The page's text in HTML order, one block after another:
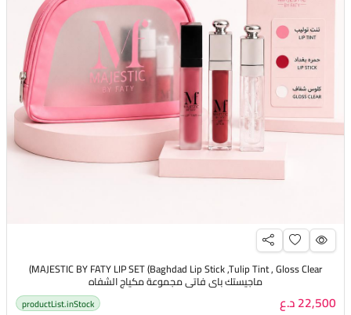
MAJESTIC BY FATY LIP SET (Baghdad Lip Stick ,Tulip Tint , Gloss Clear)
ماجيستك باي فاتي مجموعة مكياج الشفاه
22,500 د.ع productList.inStock